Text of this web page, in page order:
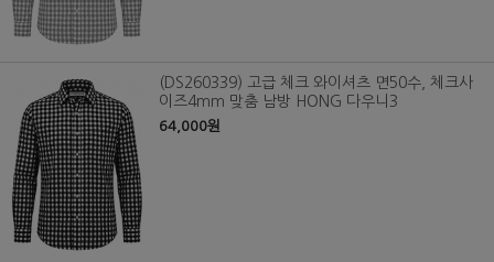
(DS260339) 고급 체크 와이셔츠 면50수, 체크사
이즈4mm 맞춤 남방 HONG 다우니3
64,000원